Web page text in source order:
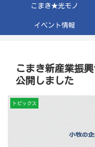
こまき★光モノ
イベント情報
こまき新産業振
公開しました
トピックス